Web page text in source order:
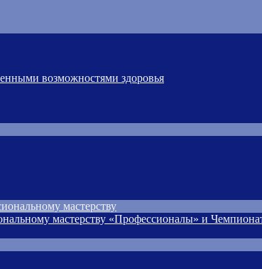
возможностями здоровья
мастерству
мастерству «Профессионалы» и